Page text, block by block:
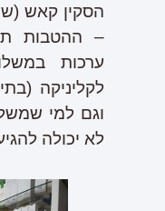
הסקין קאש
– ההטבות
ערכות
לקליניקה
וגם למי
לא יכולה